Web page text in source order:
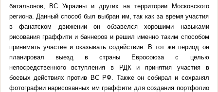
батальонов, ВС Украины и других на территории Московского
региона. Данный способ был выбран им, так как за время участия
в фанатском движении он обзавелся хорошими навыками
рисования граффити и баннеров и решил именно таким способом
принимать участие и оказывать содействие. В тот же период он
планировал выезд в страны Евросоюза с целью
непосредственного вступления в РДК и принятия участия в
боевых действиях против ВС РФ. Также он собирал и сохранял
фотографии нарисованных им граффити для создания портфолио